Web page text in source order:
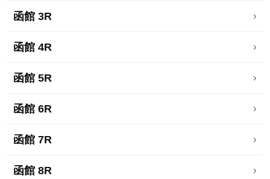
函館 3R ›
函館 4R ›
函館 5R ›
函館 6R ›
函館 7R ›
函館 8R ›